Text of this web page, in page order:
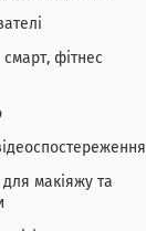
смарт, фітнес
для макіяжу та